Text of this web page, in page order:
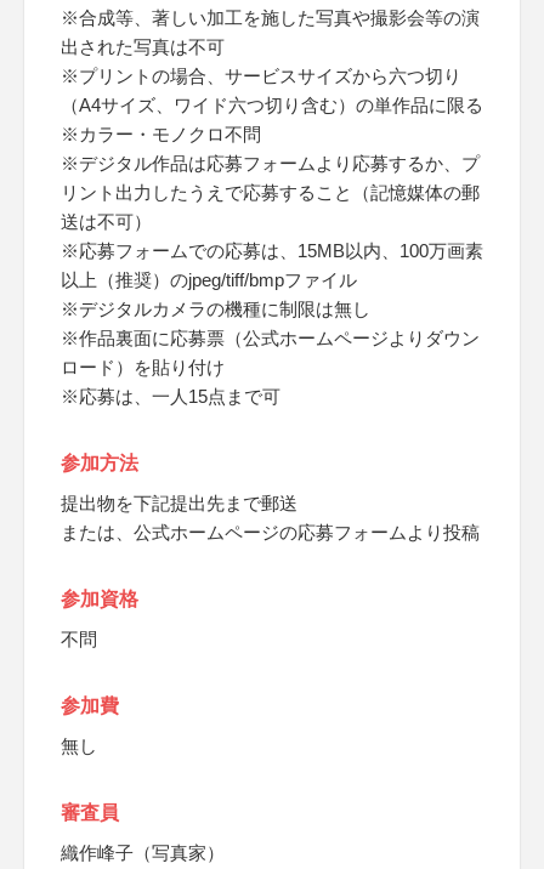
※合成等、著しい加工を施した写真や撮影会等の演
出された写真は不可
※プリントの場合、サービスサイズから六つ切り
（A4サイズ、ワイド六つ切り含む）の単作品に限る
※カラー・モノクロ不問
※デジタル作品は応募フォームより応募するか、プ
リント出力したうえで応募すること（記憶媒体の郵
送は不可）
※応募フォームでの応募は、15MB以内、100万画素
以上（推奨）のjpeg/tiff/bmpファイル
※デジタルカメラの機種に制限は無し
※作品裏面に応募票（公式ホームページよりダウン
ロード）を貼り付け
※応募は、一人15点まで可
参加方法
提出物を下記提出先まで郵送
または、公式ホームページの応募フォームより投稿
参加資格
不問
参加費
無し
審査員
織作峰子（写真家）